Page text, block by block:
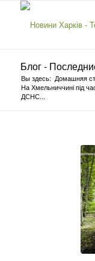
Блог -
Вы здесь: Домашняя
На Хмельниччині під
ДСНС...